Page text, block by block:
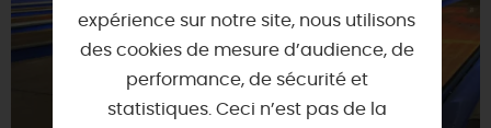
expérience sur notre site, nous utilisons
des cookies de mesure d’audience, de
performance, de sécurité et
statistiques. Ceci n’est pas de la